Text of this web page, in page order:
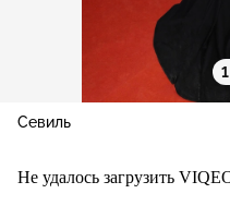
Севиль
Не удалось загрузить